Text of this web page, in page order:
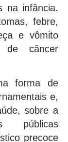
na infância.
febre,
e vômito
de câncer
forma de
e,
sobre a
públicas
precoce